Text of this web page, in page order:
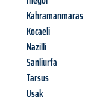
Kahramanmaras
Kocaeli
Nazilli
Sanliurfa
Tarsus
Usak